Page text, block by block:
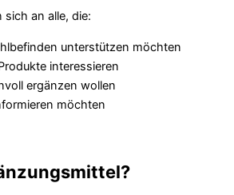
an alle, die:
unterstützen möchten
interessieren
ergänzen wollen
möchten